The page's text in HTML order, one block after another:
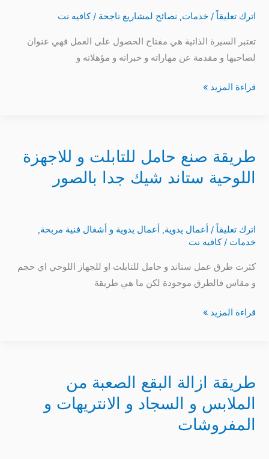
اترك تعليقاً /خدمات,نصائح لمشاريع ناجحة/كافيه نت
تعتبر السيرة الذاتية هي مفتاح الحصول على العمل فهي عنوان
لصاحبها و مقدمة عن مهاراته و خبراته و مؤهلاته و
صحيحة
نصائح
بدون
قراءة المزيد »
طريقة صنع حامل للتابلت و للاجهزة
اللوحية ستاند شيك جدا بالصور
اترك تعليقاً /أعمال يدوية,أعمال يدوية و أشغال فنية مربحة,
خدمات/كافيه نت
كثرت طرق عمل ستاند و حامل للتابلت او للجهاز اللوحي اي حجم
و مقاس فالطرق موجودة لكن ما هي طريقة
طريقة
صنع
حامل
للاجهزة
ستاند
شيك
بالصور
قراءة المزيد »
طريقة ازالة البقع الصعبة من
الملابس و السجاد و الانتريهات و
المفروشات
طريقة
ازالة
البقع
الصعبة